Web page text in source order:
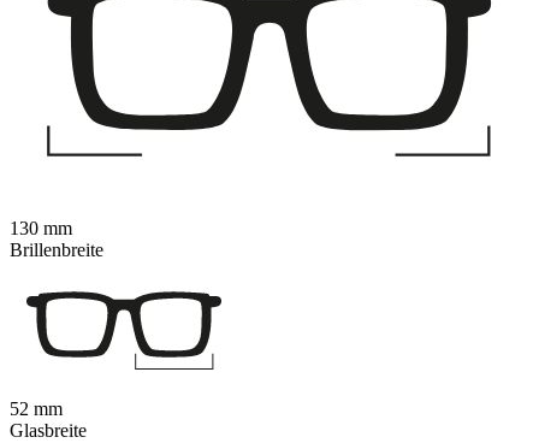
130 mm
Brillenbreite
52 mm
Glasbreite